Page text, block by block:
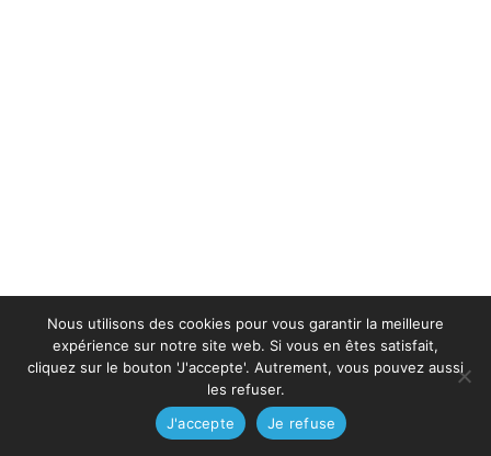
Nous utilisons des cookies pour vous garantir la meilleure
expérience sur notre site web. Si vous en êtes satisfait,
cliquez sur le bouton 'J'accepte'. Autrement, vous pouvez aussi
les refuser.
J'accepte
Je refuse